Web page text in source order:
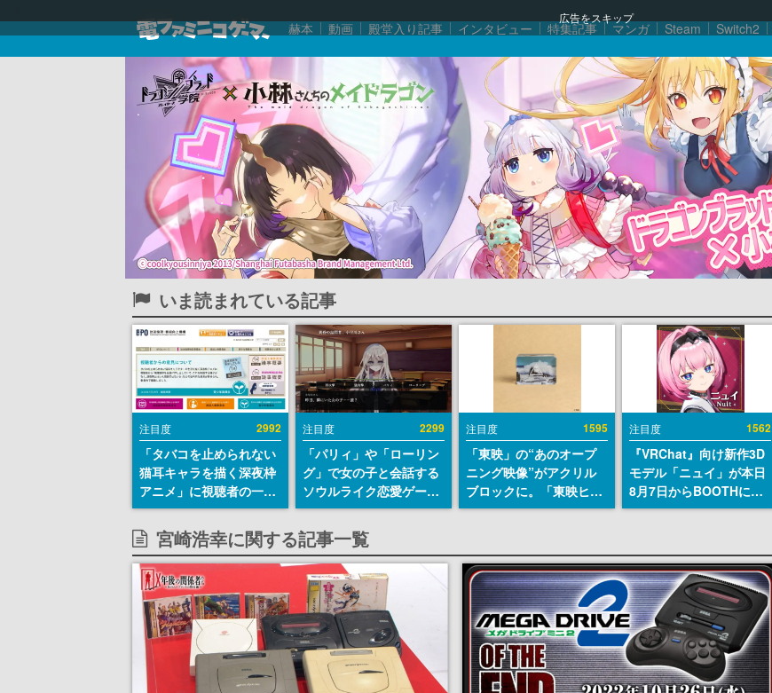
広告をスキップ
赫本 動画 殿堂入り記事 インタビュー 特集記事 マンガ Steam Switch2
いま読まれている記事
注目度 2992
「タバコを止められない
猫耳キャラを描く深夜枠
アニメ」に視聴者の一部
から批判意見。違法薬物
の使用と思しき描写も含
めて、BPOが議論を交わ
す
注目度 2299
「パリィ」や「ローリン
グ」で女の子と会話する
ソウルライク恋愛ゲーム
『小早川さんはソウルラ
イク』無料公開。返事に
失敗すると「YOU
DIED」
注目度 1595
「東映」の“あのオープ
ニング映像”がアクリル
ブロックに。「東映ヒス
トリカル グッズコレクシ
注目度 1562
『VRChat』向け新作3D
モデル「ニュイ」が本日
8月7日からBOOTHにて
発売。瞳に光る星や感情
宮崎浩幸に関する記事一覧